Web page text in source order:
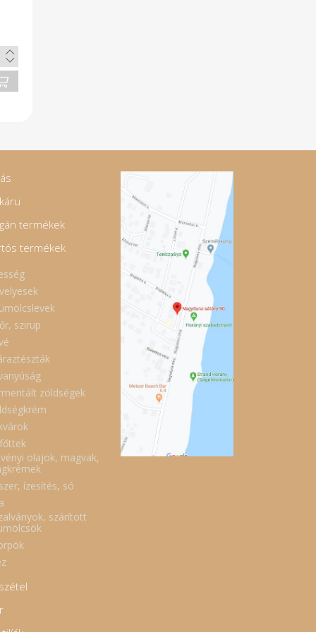
-
termékek
termékek
szirup
zöldségek
olajok, magvak,
ízesítés, só
szárított